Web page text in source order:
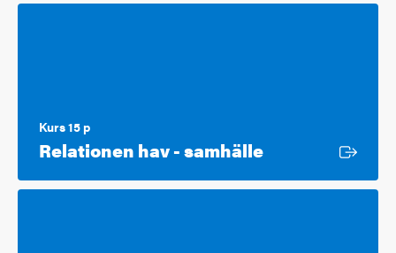
Kurs 15 p
Relationen hav - samhälleExtern länk